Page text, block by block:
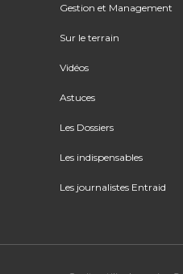
Gestion et Management
Sur le terrain
Vidéos
Astuces
Les Dossiers
Les indispensables
Les journalistes Entraid